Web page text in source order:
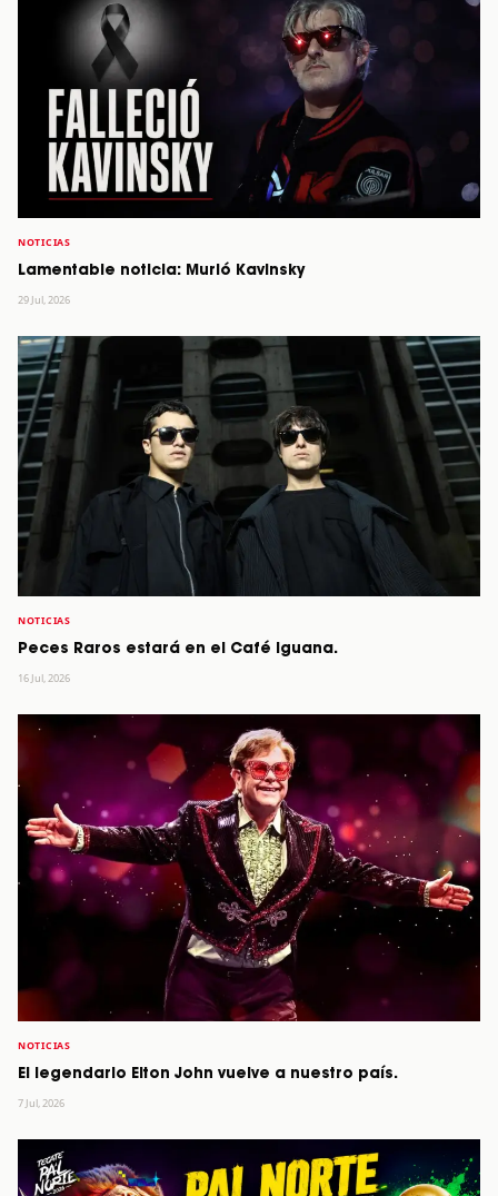
NOTICIAS
Lamentable noticia: Murió Kavinsky
29 Jul, 2026
NOTICIAS
Peces Raros estará en el Café Iguana.
16 Jul, 2026
NOTICIAS
El legendario Elton John vuelve a nuestro país.
7 Jul, 2026